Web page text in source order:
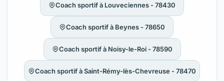
Coach sportif à Louveciennes - 78430
Coach sportif à Beynes - 78650
Coach sportif à Noisy-le-Roi - 78590
Coach sportif à Saint-Rémy-lès-Chevreuse - 78470